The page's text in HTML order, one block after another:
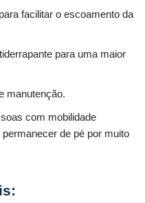
facilitar o escoamento da
para uma maior
manutenção.
com mobilidade
de pé por muito